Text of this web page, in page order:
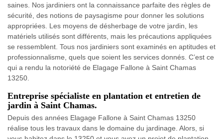
saines. Nos jardiniers ont la connaissance parfaite des règles de
sécurité, des notions de paysagisme pour donner les solutions
appropriées. Les moyens de désherbage de votre jardin, les
matériels utilisés sont différents, mais les précautions appliquées
se ressemblent. Tous nos jardiniers sont examinés en aptitudes et
professionnalisme, quels que soient les services donnés. C’est ce
qui a rendu la notoriété de Elagage Fallone à Saint Chamas
13250.
Entreprise spécialiste en plantation et entretien de
jardin à Saint Chamas.
Depuis des années Elagage Fallone à Saint Chamas 13250
réalise tous les travaux dans le domaine du jardinage. Alors, si